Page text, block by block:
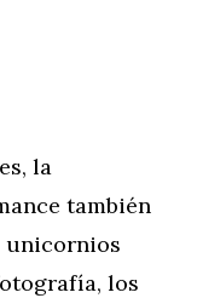
la
también
unicornios
los